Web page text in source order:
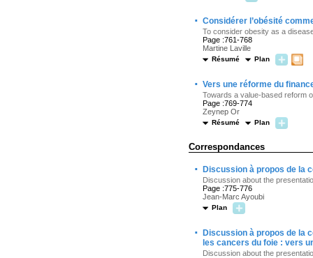
· Considérer l’obésité
To consider obesity as a
Page :761-768
Martine Laville
Résumé Plan
· Vers une réforme du
Towards a value-based reform
Page :769-774
Zeynep Or
Résumé Plan
Correspondances
· Discussion à propos de la
Discussion about the
Page :775-776
Jean-Marc Ayoubi
Plan
·
Discussion à propos de la
les cancers du foie : vers
Discussion about the